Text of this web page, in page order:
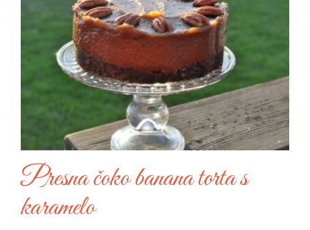
Presna čoko banana torta s
karamelo